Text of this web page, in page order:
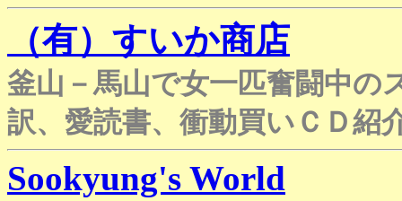
（有）すいか商店
釜山－馬山で女一匹奮闘中の
訳、愛読書、衝動買いＣＤ紹
Sookyung's World